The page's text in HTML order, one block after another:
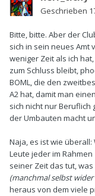
Geschrieben
Bitte, bitte. Aber der
sich in sein neues Amt
weniger Zeit als ich
zum Schluss bleibt,
BOML, die den
A2 hat, damit man
sich nicht nur Beruflich
der Umbauten macht
Naja, es ist wie
Leute jeder im Rahmen
seiner Zeit das tut,
(manchmal selbst
heraus von dem viele